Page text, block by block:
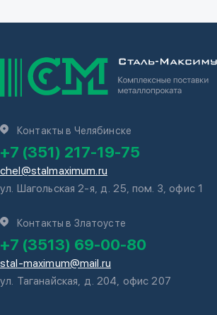
Контакты в Челябинске
+7 (351) 217-19-75
chel@stalmaximum.ru
ул. Шагольская 2-я, д. 25, пом. 3, офис 1
Контакты в Златоусте
+7 (3513) 69-00-80
stal-maximum@mail.ru
ул. Таганайская, д. 204, офис 207